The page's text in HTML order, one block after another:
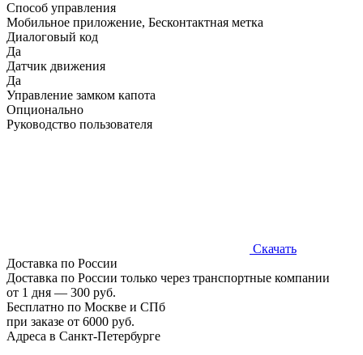
Способ управления
Мобильное приложение, Бесконтактная метка
Диалоговый код
Да
Датчик движения
Да
Управление замком капота
Опционально
Руководство пользователя
Скачать
Доставка по России
Доставка по России только через транспортные компании
от 1 дня — 300 руб.
Бесплатно по Москве и СПб
при заказе от 6000 руб.
Адреса в Санкт-Петербурге